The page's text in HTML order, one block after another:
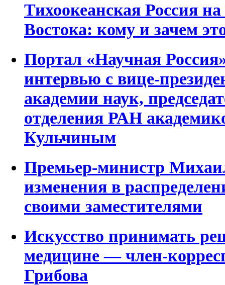
Тихоокеанская Россия
Востока: кому и зачем
Портал «Научная
интервью с вице-
академии наук,
отделения РАН
Кульчиным
Премьер-министр
изменения в
своими заместителями
Искусство принимать
медицине ― член-
Грибова